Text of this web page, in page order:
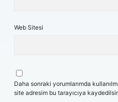
Web Sitesi
Daha sonraki yorumlarımda
site adresim bu tarayıcıya